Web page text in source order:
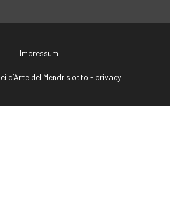
Impressum
d’Arte del Mendrisiotto - privacy